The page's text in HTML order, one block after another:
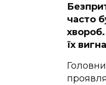
часто
їх